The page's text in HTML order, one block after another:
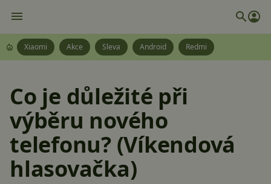
Xiaomi Akce Sleva Android Redmi
Co je důležité při
výběru nového
telefonu? (Víkendová
hlasovačka)